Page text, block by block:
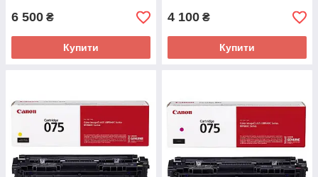
6 500 ₴
Купити
4 100 ₴
Купити